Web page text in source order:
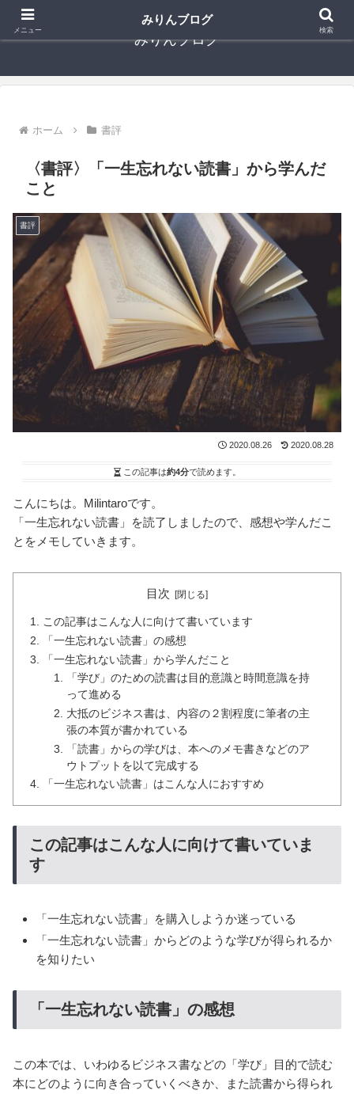
みりんブログ
ホーム 書評
〈書評〉「一生忘れない読書」から学んだ
こと
書評
2020.08.26 2020.08.28
この記事は約4分で読めます。
こんにちは。Milintaroです。
「一生忘れない読書」を読了しましたので、感想や学んだこ
とをメモしていきます。
目次
この記事はこんな人に向けて書いています
「一生忘れない読書」の感想
「一生忘れない読書」から学んだこと
「学び」のための読書は目的意識と時間意識を持
って進める
大抵のビジネス書は、内容の２割程度に筆者の主
張の本質が書かれている
「読書」からの学びは、本へのメモ書きなどのア
ウトプットを以て完成する
「一生忘れない読書」はこんな人におすすめ
この記事はこんな人に向けて書いていま
す
「一生忘れない読書」を購入しようか迷っている
「一生忘れない読書」からどのような学びが得られるか
を知りたい
「一生忘れない読書」の感想
この本では、いわゆるビジネス書などの「学び」目的で読む
本にどのように向き合っていくべきか、また読書から得られ
メニュー
みりんブログ
検索